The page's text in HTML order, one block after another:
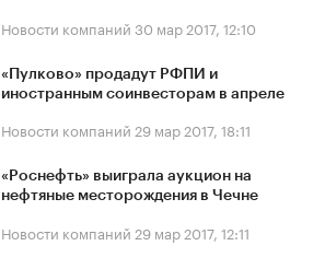
Новости компаний 30 мар 2017, 12:10
«Пулково» продадут РФПИ и
иностранным соинвесторам в апреле
Новости компаний 29 мар 2017, 18:11
«Роснефть» выиграла аукцион на
нефтяные месторождения в Чечне
Новости компаний 29 мар 2017, 12:11